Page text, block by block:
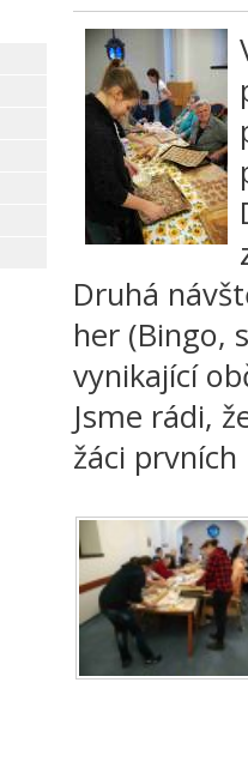
Druhá
her (Bingo,
vynikající
Jsme rádi,
žáci